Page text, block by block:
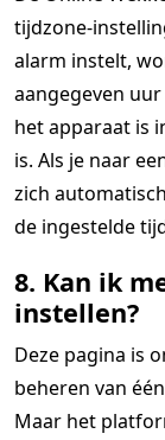
tijdzone-
alarm instelt,
aangegeven
het apparaat is
is. Als je naar
zich
de ingestelde
8. Kan ik
instellen?
Deze pagina is
beheren van
Maar het